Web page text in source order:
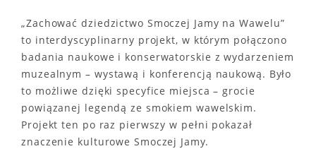
„Zachować dziedzictwo Smoczej Jamy na Wawelu”
to interdyscyplinarny projekt, w którym połączono
badania naukowe i konserwatorskie z wydarzeniem
muzealnym – wystawą i konferencją naukową. Było
to możliwe dzięki specyfice miejsca – grocie
powiązanej legendą ze smokiem wawelskim.
Projekt ten po raz pierwszy w pełni pokazał
znaczenie kulturowe Smoczej Jamy.